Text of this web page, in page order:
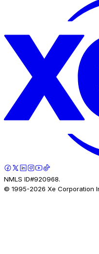
NMLS ID#920968.
© 1995-2026 Xe Corporation